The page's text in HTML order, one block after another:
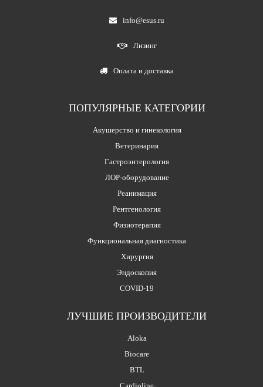
info@esus.ru
Лизинг
Оплата и доставка
ПОПУЛЯРНЫЕ КАТЕГОРИИ
Акушерство и гинекология
Ветеринария
Гастроэнтерология
ЛОР-оборудование
Реанимация
Рентгенология
Физиотерапия
Функциональная диагностика
Хирургия
Эндоскопия
COVID-19
ЛУЧШИЕ ПРОИЗВОДИТЕЛИ
Aloka
Biocare
BTL